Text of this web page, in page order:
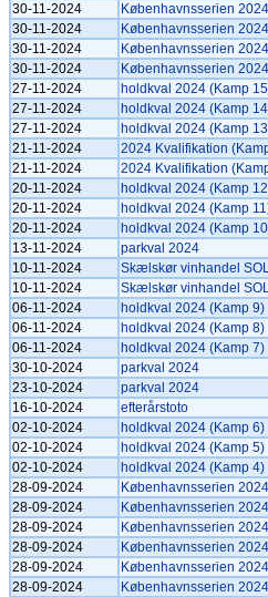
30-11-2024
Københavnsserien
30-11-2024
Københavnsserien
30-11-2024
Københavnsserien
30-11-2024
Københavnsserien
27-11-2024
holdkval 2024 (Kamp
27-11-2024
holdkval 2024 (Kamp
27-11-2024
holdkval 2024 (Kamp
21-11-2024
2024 Kvalifikation
21-11-2024
2024 Kvalifikation
20-11-2024
holdkval 2024 (Kamp
20-11-2024
holdkval 2024 (Kamp
20-11-2024
holdkval 2024 (Kamp
13-11-2024
parkval 2024
10-11-2024
Skælskør vinhandel
10-11-2024
Skælskør vinhandel
06-11-2024
holdkval 2024 (Kamp 9)
06-11-2024
holdkval 2024 (Kamp 8)
06-11-2024
holdkval 2024 (Kamp 7)
30-10-2024
parkval 2024
23-10-2024
parkval 2024
16-10-2024
efterårstoto
02-10-2024
holdkval 2024 (Kamp 6)
02-10-2024
holdkval 2024 (Kamp 5)
02-10-2024
holdkval 2024 (Kamp 4)
28-09-2024
Københavnsserien
28-09-2024
Københavnsserien
28-09-2024
Københavnsserien
28-09-2024
Københavnsserien
28-09-2024
Københavnsserien
28-09-2024
Københavnsserien